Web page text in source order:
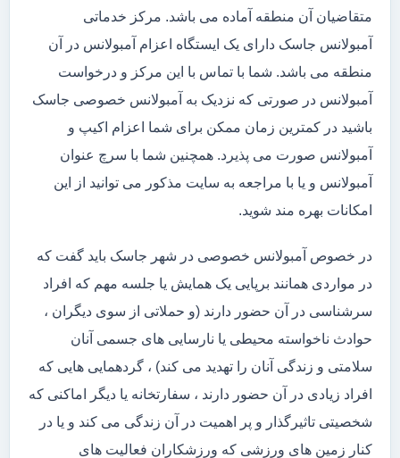
متقاضیان آن منطقه آماده می باشد. مرکز خدماتی
آمبولانس جاسک دارای یک ایستگاه اعزام آمبولانس در آن
منطقه می باشد. شما با تماس با این مرکز و درخواست
آمبولانس در صورتی که نزدیک به آمبولانس خصوصی جاسک
باشید در کمترین زمان ممکن برای شما اعزام اکیپ و
آمبولانس صورت می پذیرد. همچنین شما با سرچ عنوان
آمبولانس و یا با مراجعه به سایت مذکور می توانید از این
امکانات بهره مند شوید.
در خصوص آمبولانس خصوصی در شهر جاسک باید گفت که
در مواردی همانند برپایی یک همایش یا جلسه مهم که افراد
سرشناسی در آن حضور دارند (و حملاتی از سوی دیگران ،
حوادث ناخواسته محیطی یا نارسایی های جسمی آنان
سلامتی و زندگی آنان را تهدید می کند) ، گردهمایی هایی که
افراد زیادی در آن حضور دارند ، سفارتخانه یا دیگر اماکنی که
شخصیتی تاثیرگذار و پر اهمیت در آن زندگی می کند و یا در
کنار زمین های ورزشی که ورزشکاران فعالیت های